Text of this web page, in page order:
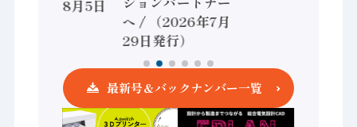
（2026年8月5日
へ / （2026年7月
29日発行）
最新号＆バックナンバー一覧